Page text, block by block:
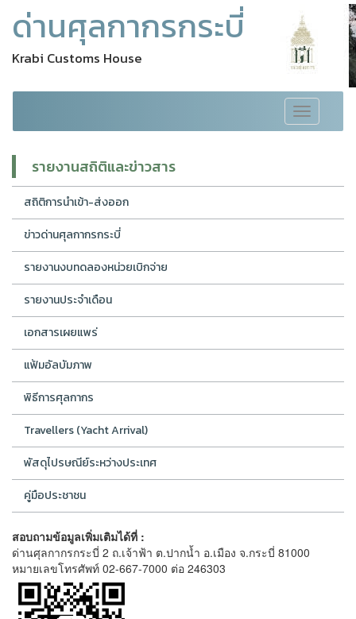
ด่านศุลกากรกระบี่
Krabi Customs House
Toggle
navigation
รายงานสถิติและข่าวสาร
สถิติการนำเข้า-ส่งออก
ข่าวด่านศุลกากรกระบี่
รายงานงบทดลองหน่วยเบิกจ่าย
รายงานประจำเดือน
เอกสารเผยแพร่
แฟ้มอัลบัมภาพ
พิธีการศุลกากร
Travellers (Yacht Arrival)
พัสดุไปรษณีย์ระหว่างประเทศ
คู่มือประชาชน
สอบถามข้อมูลเพิ่มเติมได้ที่ :
ด่านศุลกากรกระบี่ 2 ถ.เจ้าฟ้า ต.ปากน้ำ อ.เมือง จ.กระบี่ 81000
หมายเลขโทรศัพท์ 02-667-7000 ต่อ 246303